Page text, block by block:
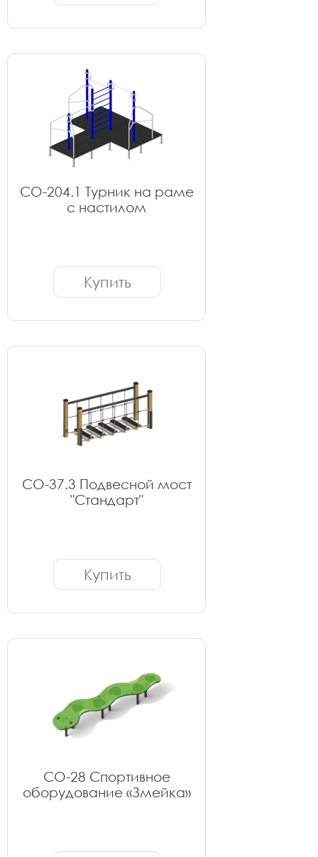
СО-204.1 Турник на раме
с настилом
Купить
СО-37.3 Подвесной мост
"Стандарт"
Купить
СО-28 Спортивное
оборудование «Змейка»